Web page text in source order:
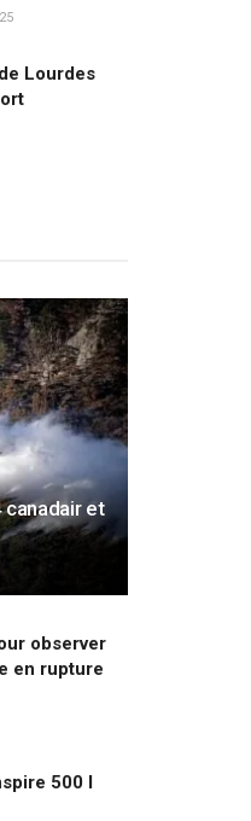
Lourdes
canadair et
observer
en rupture
500 l